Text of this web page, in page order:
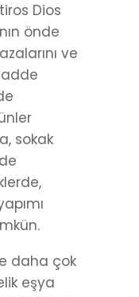
Dios
önde
ve
sokak
daha çok
eşya